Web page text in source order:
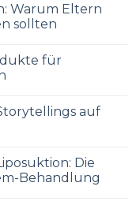
Warum Eltern
sollten
für
auf
Die
Behandlung